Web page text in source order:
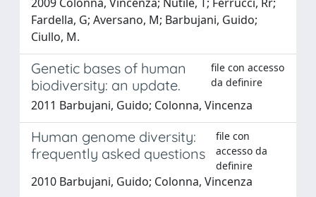
Fardella, G; Aversano, M; Barbujani, Guido;
Ciullo, M.
Genetic bases of human
biodiversity: an update.
file con accesso
da definire
2011 Barbujani, Guido; Colonna, Vincenza
Human genome diversity:
frequently asked questions
file con
accesso da
definire
2010 Barbujani, Guido; Colonna, Vincenza